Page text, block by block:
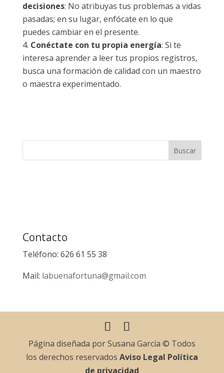
decisiones: No atribuyas tus problemas a vidas
pasadas; en su lugar, enfócate en lo que
puedes cambiar en el presente.
Conéctate con tu propia energía: Si te
interesa aprender a leer tus propios registros,
busca una formación de calidad con un maestro
o maestra experimentado.
Contacto
Teléfono: 626 61 55 38
Mail: labuenafortuna@gmail.com
Página diseñada por Susana García © Todos
los derechos reservados Aviso Legal Política
de privacidad